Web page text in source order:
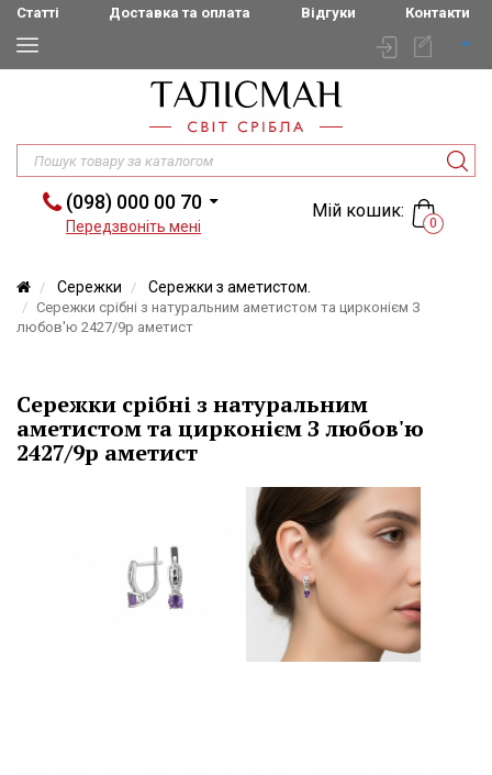
Статті Доставка та оплата Відгуки Контакти
(098) 000 00 70
Передзвоніть мені
Мій кошик:
0
Сережки Сережки з аметистом.
Сережки срібні з натуральним аметистом та цирконієм З
любов'ю 2427/9р аметист
Сережки срібні з натуральним
аметистом та цирконієм З любов'ю
2427/9р аметист